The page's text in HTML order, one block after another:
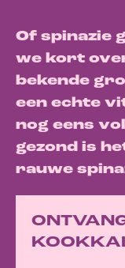
Of spinazie
we kort
bekende
een echte
nog eens
gezond is
rauwe